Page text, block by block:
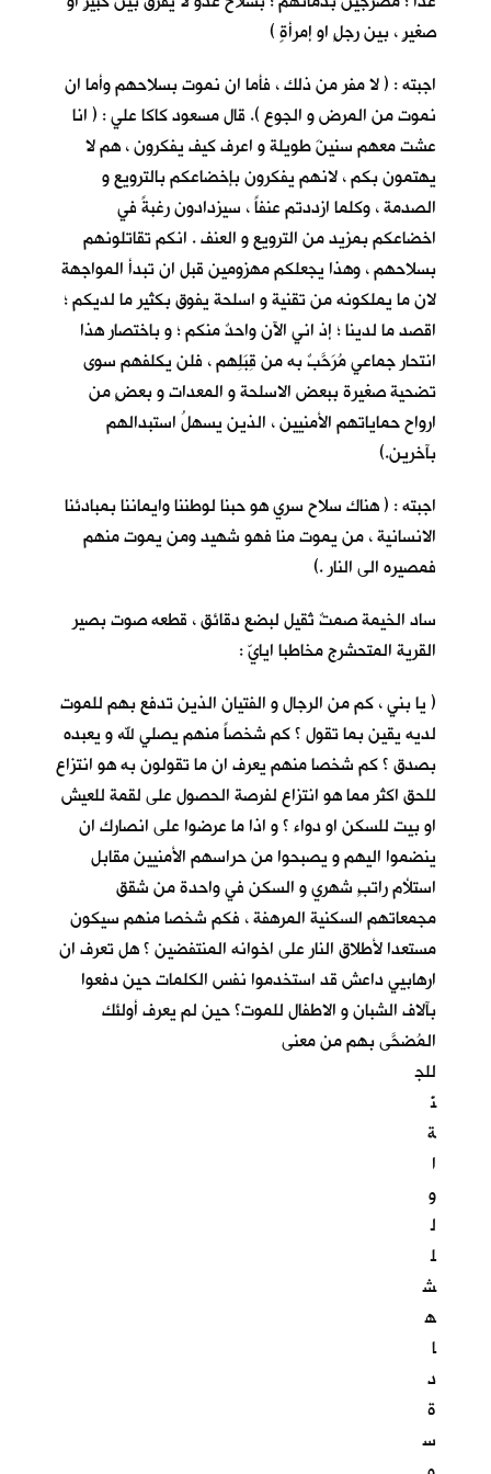
صغيرٍ ، بين رجلٍ او إمرأةٍ )
اجبته : ( لا مفر من ذلك ، فأما ان نموت بسلاحهم وأما ان
نموت من المرض و الجوع ). قال مسعود كاكا علي : ( انا
عشت معهم سنينَ طويلة و اعرف كيف يفكرون ، هم لا
يهتمون بكم ، لانهم يفكرون بإخضاعكم بالترويع و
الصدمة ، وكلما ازددتم عنفاً ، سيزدادون رغبةً في
اخضاعكم بمزيد من الترويع و العنف . انكم تقاتلونهم
بسلاحهم ، وهذا يجعلكم مهزومين قبل ان تبدأ المواجهة
لان ما يملكونه من تقنية و اسلحة يفوق بكثير ما لديكم ؛
اقصد ما لدينا ؛ إذ اني الآن واحدٌ منكم ؛ و باختصار هذا
انتحار جماعي مُرَحَّبٌ به من قِبَلِهم ، فلن يكلفهم سوى
تضحية صغيرة ببعض الاسلحة و المعدات و بعضٍ من
ارواح حماياتهم الأمنيين ، الذين يسهلُ استبدالهم
بآخرين.)
اجبته : ( هناك سلاح سري هو حبنا لوطننا وايماننا بمبادئنا
الانسانية ، من يموت منا فهو شهيد ومن يموت منهم
فمصيره الى النار .)
ساد الخيمة صمتٌ ثقيل لبضع دقائق ، قطعه صوت بصير
القريةالمتحشرج مخاطبا ايايّ :
( يا بني ، كم من الرجال و الفتيان الذين تدفع بهم للموت
لديه يقين بما تقول ؟ كم شخصاً منهم يصلي لله و يعبده
بصدق ؟ كم شخصا منهم يعرف ان ما تقولون به هو انتزاع
للحق اكثر مما هو انتزاع لفرصة الحصول على لقمة للعيش
او بيت للسكن او دواء ؟ و اذا ما عرضوا على انصارك ان
ينضموا اليهم و يصبحوا من حراسهم الأمنيين مقابل
استلأم راتبٍ شهري و السكن في واحدة من شقق
مجمعاتهم السكنية المرهفة ، فكم شخصا منهم سيكون
مستعدا لأطلاق النار على اخوانه المنتفضين ؟ هل تعرف ان
ارهابيي داعش قد استخدموا نفس الكلمات حين دفعوا
بآلاف الشبان و الاطفال للموت؟ حين لم يعرف أولئك
المُضحَّى بهم من معنى
للج
نّ
ة
ا
و
ل
ل
ش
ه
ا
د
ة
س